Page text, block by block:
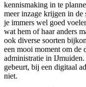
kennismaking in te
meer inzage krijgen in de
je immers wel goed
wat hem of haar anders
ook diverse soorten
een mooi moment om de
administratie in
gebeurt, bij een digitaal
niet.